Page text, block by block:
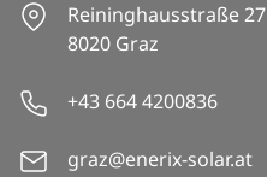
Reininghausstraße 27
8020 Graz
+43 664 4200836
graz@enerix-solar.at